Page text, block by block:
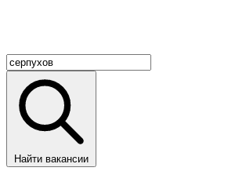
Найти вакансии